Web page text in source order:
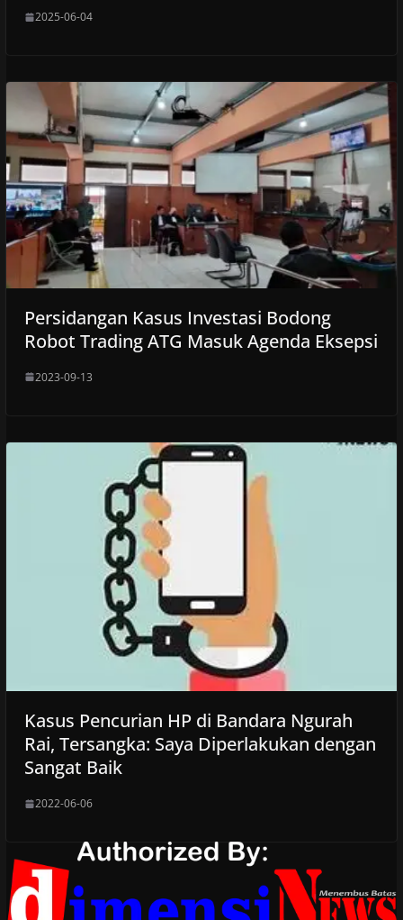
2025-06-04
Persidangan Kasus Investasi Bodong
Robot Trading ATG Masuk Agenda Eksepsi
2023-09-13
Kasus Pencurian HP di Bandara Ngurah
Rai, Tersangka: Saya Diperlakukan dengan
Sangat Baik
2022-06-06